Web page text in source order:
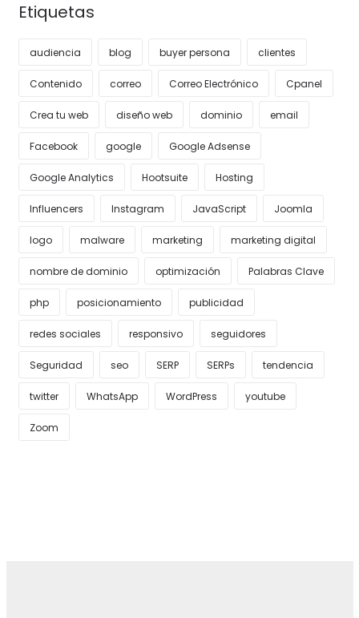
Etiquetas
audiencia blog buyer persona clientes
Contenido correo Correo Electrónico Cpanel
Crea tu web diseño web dominio email
Facebook google Google Adsense
Google Analytics Hootsuite Hosting
Influencers Instagram JavaScript Joomla
logo malware marketing marketing digital
nombre de dominio optimización Palabras Clave
php posicionamiento publicidad
redes sociales responsivo seguidores
Seguridad seo SERP SERPs tendencia
twitter WhatsApp WordPress youtube
Zoom